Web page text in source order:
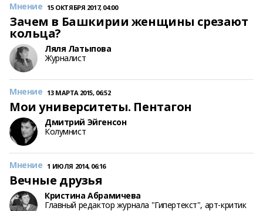
Зачем в Башкирии женщины срезают
кольца?
Мнение 15 ОКТЯБРЯ 2017, 04:00
Ляля Латыпова
Журналист
Мои университеты. Пентагон
Мнение 13 МАРТА 2015, 06:52
Дмитрий Эйгенсон
Колумнист
Вечные друзья
Мнение 1 ИЮЛЯ 2014, 06:16
Кристина Абрамичева
Главный редактор журнала "Гипертекст", арт-критик